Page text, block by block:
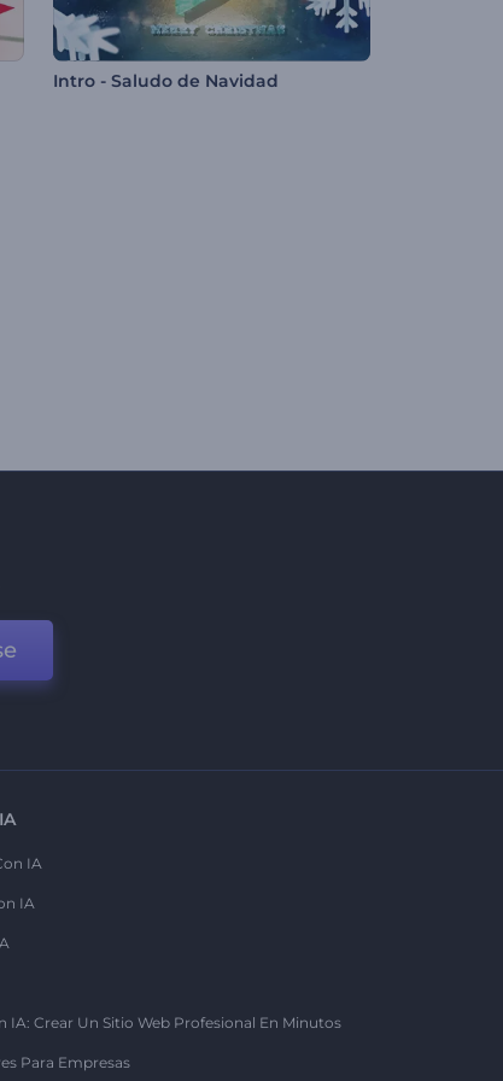
Intro - Saludo de Navidad
IA
IA
IA: Crear Un Sitio Web Profesional En Minutos
Para Empresas